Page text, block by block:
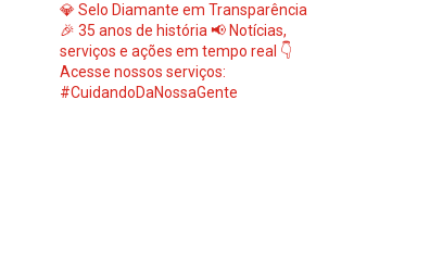
💎 Selo Diamante em Transparência
🎉 35 anos de história 📢 Notícias,
serviços e ações em tempo real 👇
Acesse nossos serviços:
#CuidandoDaNossaGente